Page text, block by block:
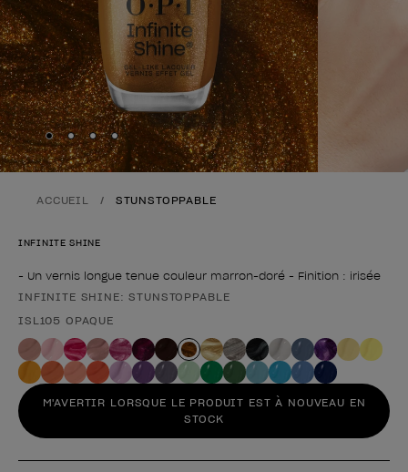
Skip to slide 1
Skip to slide2
Skip to slide3
Skip to slide4
ACCUEIL STUNSTOPPABLE
INFINITE SHINE
- Un vernis longue tenue couleur marron-doré - Finition : irisée
Forme du produit
INFINITE SHINE: STUNSTOPPABLE
ISL105 OPAQUE
M'AVERTIR LORSQUE LE PRODUIT EST À NOUVEAU EN
STOCK